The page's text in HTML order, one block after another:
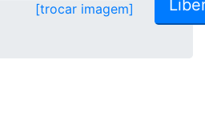
[trocar imagem]